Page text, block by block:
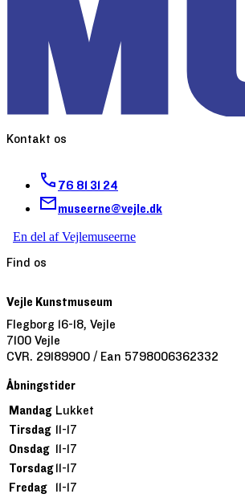
Kontakt os
76 81 31 24
museerne@vejle.dk
En del af Vejlemuseerne
Find os
Vejle Kunstmuseum
Flegborg 16-18, Vejle
7100 Vejle
CVR. 29189900 / Ean 5798006362332
Åbningstider
Mandag Lukket
Tirsdag 11-17
Onsdag 11-17
Torsdag 11-17
Fredag
11-17